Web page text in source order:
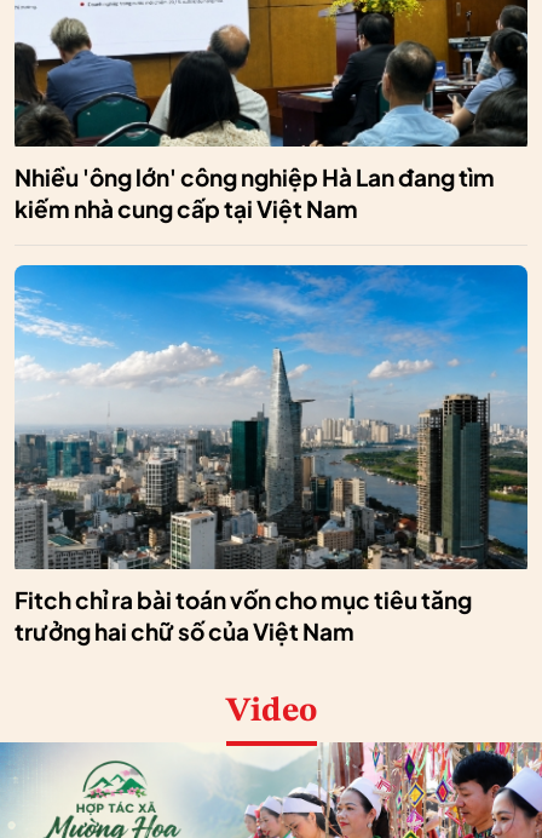
Nhiều 'ông lớn' công nghiệp Hà Lan đang tìm
kiếm nhà cung cấp tại Việt Nam
Fitch chỉ ra bài toán vốn cho mục tiêu tăng
trưởng hai chữ số của Việt Nam
Video